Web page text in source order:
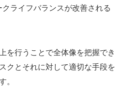
ライフバランスが改善される
を行うことで全体像を把握でき
クとそれに対して適切な手段を
。